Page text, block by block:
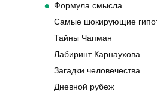
Формула смысла
Самые шокирующие
Тайны Чапман
Лабиринт Карнаухова
Загадки человечества
Дневной рубеж